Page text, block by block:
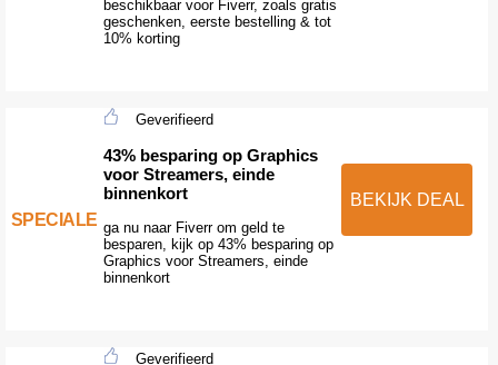
beschikbaar voor Fiverr, zoals gratis
geschenken, eerste bestelling & tot
10% korting
SPECIALE
Geverifieerd
43% besparing op Graphics
voor Streamers, einde
binnenkort
ga nu naar Fiverr om geld te
besparen, kijk op 43% besparing op
Graphics voor Streamers, einde
binnenkort
BEKIJK DEAL
Geverifieerd